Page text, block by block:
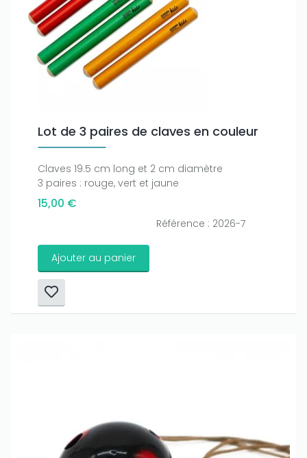
Lot de 3 paires de claves en couleur
Claves 19.5 cm long et 2 cm diamètre
3 paires : rouge, vert et jaune
15,00 €
Référence : 2026-7
Ajouter au panier